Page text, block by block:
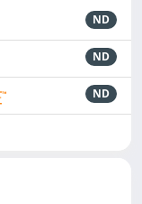
ND
ND
ND